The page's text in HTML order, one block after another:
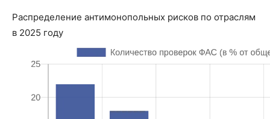
Распределение антимонопольных рисков по отраслям
в 2025 году